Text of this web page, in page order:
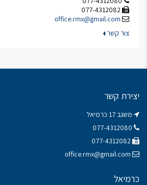
office.rmx@gmail.com
צור קשר
יצירת קשר
משגב 17 כרמיאל
office.rmx@gmail.com
כרמיאל